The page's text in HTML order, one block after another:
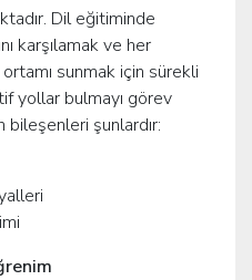
Dil eğitiminde
karşılamak ve her
sunmak için sürekli
yollar bulmayı görev
şunlardır: